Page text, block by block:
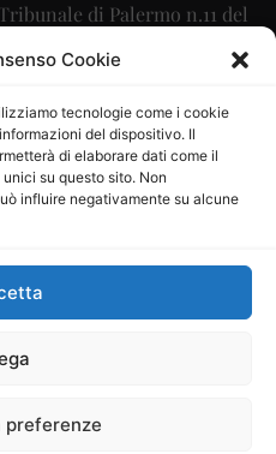
Cookie
tecnologie come i cookie
del dispositivo. Il
di elaborare dati come il
su questo sito. Non
influire negativamente su alcune
preferenze
di Palermo n.11 del
2015
Maurizio Scaglione
Maria Calabrese
Cooperativa a r.l. è
di Comunicazione al
srl–info@ladigitale.it